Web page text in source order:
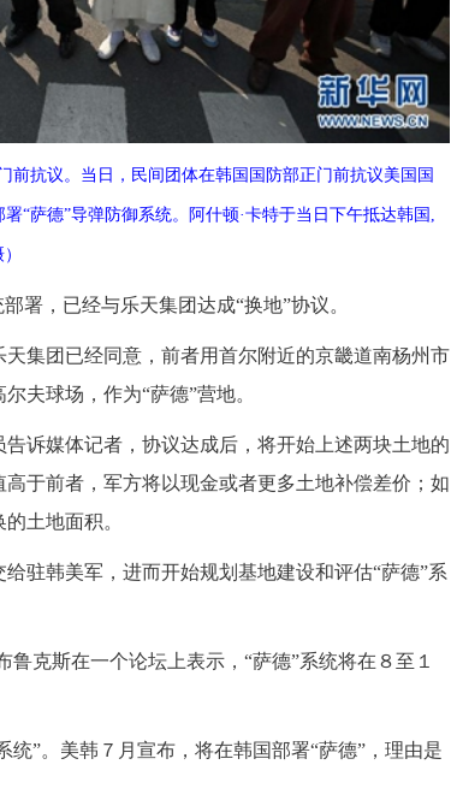
前抗议。当日，民间团体在韩国国防部正门前抗议美国国
“萨德”导弹防御系统。阿什顿·卡特于当日下午抵达韩国,
，已经与乐天集团达成“换地”协议。
团已经同意，前者用首尔附近的京畿道南杨州市
夫球场，作为“萨德”营地。
媒体记者，协议达成后，将开始上述两块土地的
于前者，军方将以现金或者更多土地补偿差价；如
土地面积。
韩美军，进而开始规划基地建设和评估“萨德”系
斯在一个论坛上表示，“萨德”系统将在８至１
。美韩７月宣布，将在韩国部署“萨德”，理由是